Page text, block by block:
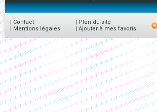
| Contact
| Mentions légales
| Plan du site
| Ajouter à mes favoris